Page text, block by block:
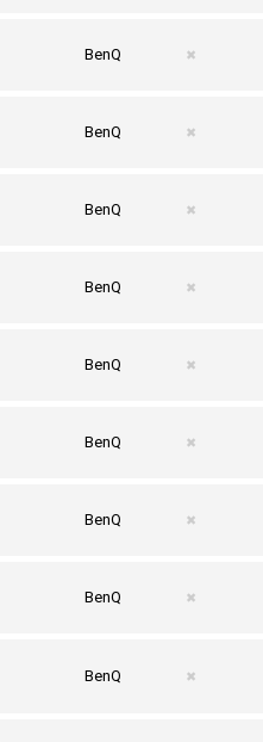
BenQ ✖
BenQ ✖
BenQ ✖
BenQ ✖
BenQ ✖
BenQ ✖
BenQ ✖
BenQ ✖
BenQ ✖